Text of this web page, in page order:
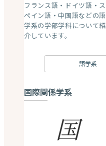
フランス語・ドイツ語・ス
ペイン語・中国語などの語
学系の学部学科について紹
介しています。
語学系
国際関係学系
国